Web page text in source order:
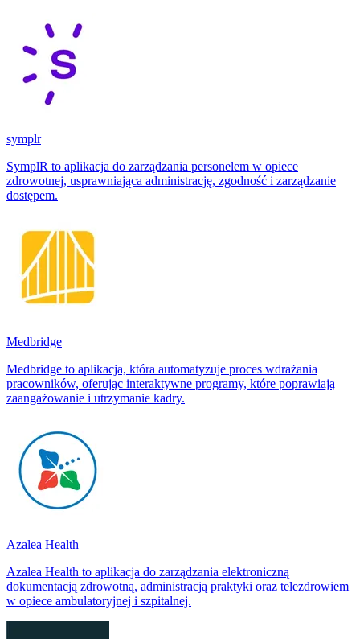
symplr
SymplR to aplikacja do zarządzania personelem w opiece
zdrowotnej, usprawniająca administrację, zgodność i zarządzanie
dostępem.
Medbridge
Medbridge to aplikacja, która automatyzuje proces wdrażania
pracowników, oferując interaktywne programy, które poprawiają
zaangażowanie i utrzymanie kadry.
Azalea Health
Azalea Health to aplikacja do zarządzania elektroniczną
dokumentacją zdrowotną, administracją praktyki oraz telezdrowiem
w opiece ambulatoryjnej i szpitalnej.